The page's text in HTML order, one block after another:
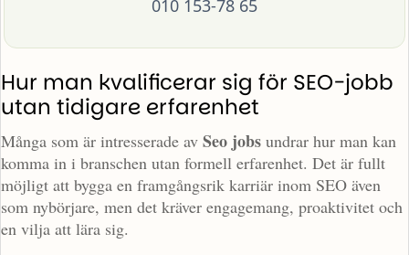
010 153-78 65
Hur man kvalificerar sig för SEO-jobb
utan tidigare erfarenhet
Många som är intresserade av Seo jobs undrar hur man kan
komma in i branschen utan formell erfarenhet. Det är fullt
möjligt att bygga en framgångsrik karriär inom SEO även
som nybörjare, men det kräver engagemang, proaktivitet och
en vilja att lära sig.